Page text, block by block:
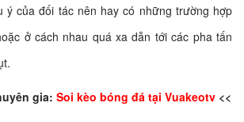
ý của đối tác nên hay có những trường hợp
ở cách nhau quá xa dẫn tới các pha tấn
gia: Soi kèo bóng đá tại Vuakeotv<<